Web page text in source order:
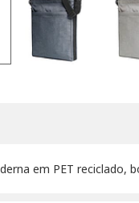
em PET reciclado,